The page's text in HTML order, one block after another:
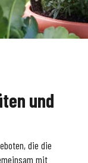
und
die die
mit